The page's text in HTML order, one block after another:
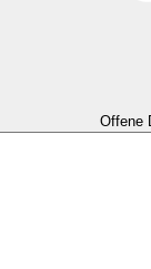
Offene